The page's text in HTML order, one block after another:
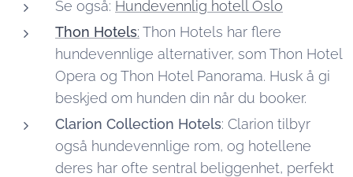
Se også: Hundevennlig hotell Oslo
Thon Hotels: Thon Hotels har flere
hundevennlige alternativer, som Thon Hotel
Opera og Thon Hotel Panorama. Husk å gi
beskjed om hunden din når du booker.
Clarion Collection Hotels: Clarion tilbyr
også hundevennlige rom, og hotellene
deres har ofte sentral beliggenhet, perfekt